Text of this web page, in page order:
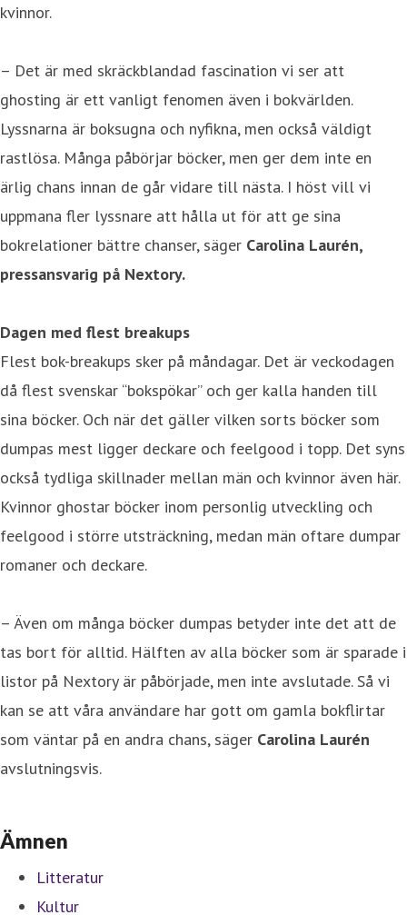
kvinnor.
– Det är med skräckblandad fascination vi ser att
ghosting är ett vanligt fenomen även i bokvärlden.
Lyssnarna är boksugna och nyfikna, men också väldigt
rastlösa. Många påbörjar böcker, men ger dem inte en
ärlig chans innan de går vidare till nästa. I höst vill vi
uppmana fler lyssnare att hålla ut för att ge sina
bokrelationer bättre chanser, säger Carolina Laurén,
pressansvarig på Nextory.
Dagen med flest breakups
Flest bok-breakups sker på måndagar. Det är veckodagen
då flest svenskar “bokspökar” och ger kalla handen till
sina böcker. Och när det gäller vilken sorts böcker som
dumpas mest ligger deckare och feelgood i topp. Det syns
också tydliga skillnader mellan män och kvinnor även här.
Kvinnor ghostar böcker inom personlig utveckling och
feelgood i större utsträckning, medan män oftare dumpar
romaner och deckare.
– Även om många böcker dumpas betyder inte det att de
tas bort för alltid. Hälften av alla böcker som är sparade i
listor på Nextory är påbörjade, men inte avslutade. Så vi
kan se att våra användare har gott om gamla bokflirtar
som väntar på en andra chans, säger Carolina Laurén
avslutningsvis.
Ämnen
Litteratur
Kultur